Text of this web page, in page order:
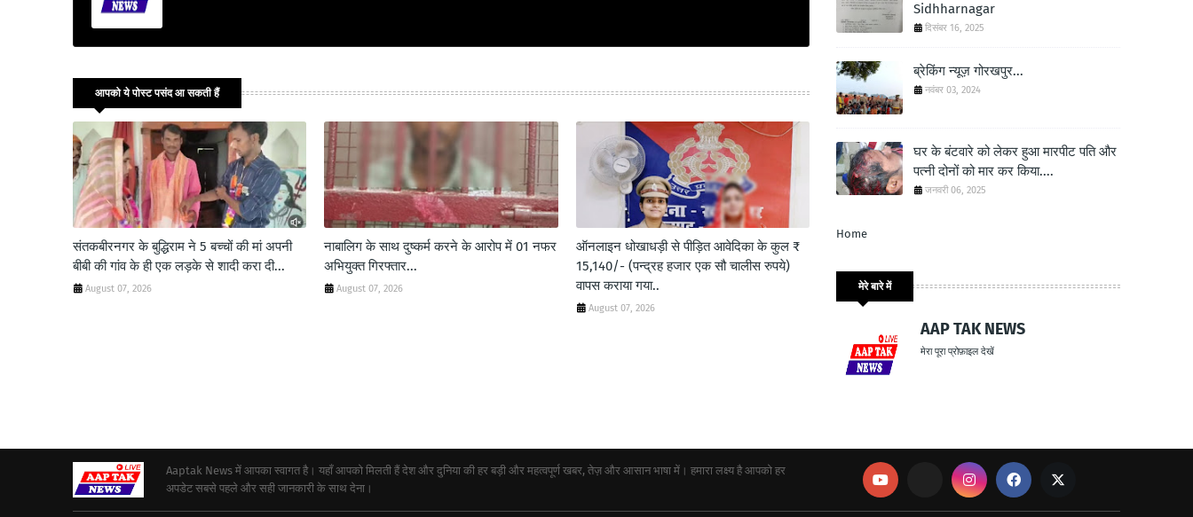
आपको ये पोस्ट पसंद आ सकती हैं
संतकबीरनगर के बुद्धिराम ने 5 बच्चों की मां अपनी
बीबी की गांव के ही एक लड़के से शादी करा दी...
August 07, 2026
नाबालिग के साथ दुष्कर्म करने के आरोप में 01 नफर
अभियुक्त गिरफ्तार...
August 07, 2026
ऑनलाइन धोखाधड़ी से पीड़ित आवेदिका के कुल ₹
15,140/- (पन्द्रह हजार एक सौ चालीस रुपये)
वापस कराया गया..
August 07, 2026
Sidhharnagar
दिसंबर 16, 2025
ब्रेकिंग न्यूज़ गोरखपुर...
नवंबर 03, 2024
घर के बंटवारे को लेकर हुआ मारपीट पति और
पत्नी दोनों को मार कर किया....
जनवरी 06, 2025
Home
मेरे बारे में
AAP TAK NEWS
मेरा पूरा प्रोफ़ाइल देखें
Aaptak News में आपका स्वागत है। यहाँ आपको मिलती हैं देश और दुनिया की हर बड़ी और महत्वपूर्ण खबर, तेज़ और आसान भाषा में। हमारा लक्ष्य है आपको हर
अपडेट सबसे पहले और सही जानकारी के साथ देना।